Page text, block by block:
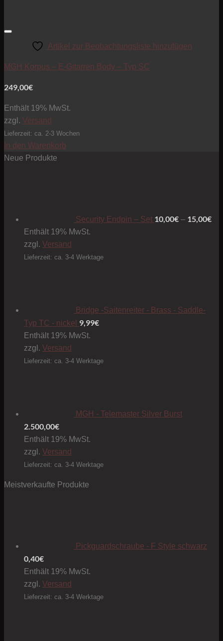
Artikel zur Beobachtungsliste hinzufügen
MGH Korpus – E-Gitarren Body – Typ SC
249,00€
Enthält 19% MwSt.
zzgl. Versand
Lieferzeit: ca. 2-3 Wochen
In den Warenkorb
Neue Produkte
Security Endpin – Set 10,00€ – 15,00€
Enthält 19% MwSt.
zzgl. Versand
Lieferzeit: ca. 3-4 Werktage
Bridge -Saitenreiter - Brass - Saddle-
Typ TC - nickel 9,99€
Enthält 19% MwSt.
zzgl. Versand
Lieferzeit: ca. 3-4 Werktage
MGH - Telemaster Silver Burst
2.500,00€
Enthält 19% MwSt.
zzgl. Versand
Lieferzeit: ca. 3-4 Werktage
Meistverkaufte Produkte
Pickguardschraube - F Style schwarz
0,40€
Enthält 19% MwSt.
zzgl. Versand
Lieferzeit: ca. 3-4 Werktage